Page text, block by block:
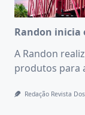
Randon inicia
A Randon
produtos para
Redação Revista